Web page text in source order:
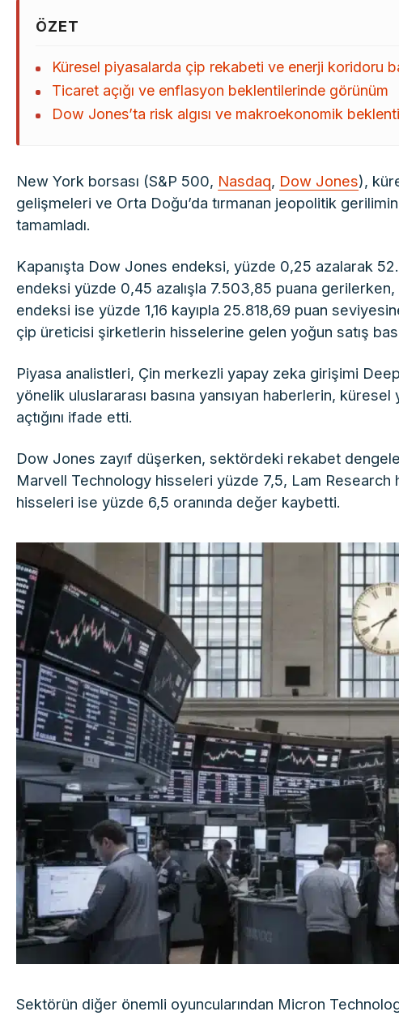
ÖZET
Küresel piyasalarda çip rekabeti ve enerji koridoru
Ticaret açığı ve enflasyon beklentilerinde görünüm
Dow Jones’ta risk algısı ve makroekonomik
New York borsası (S&P 500, Nasdaq, Dow Jones),
gelişmeleri ve Orta Doğu’da tırmanan jeopolitik
tamamladı.
Kapanışta Dow Jones endeksi, yüzde 0,25 azalarak
endeksi yüzde 0,45 azalışla 7.503,85 puana
endeksi ise yüzde 1,16 kayıpla 25.818,69 puan
çip üreticisi şirketlerin hisselerine gelen yoğun satış
Piyasa analistleri, Çin merkezli yapay zeka girişimi
yönelik uluslararası basına yansıyan haberlerin,
açtığını ifade etti.
Dow Jones zayıf düşerken, sektördeki rekabet
Marvell Technology hisseleri yüzde 7,5, Lam
hisseleri ise yüzde 6,5 oranında değer kaybetti.
Sektörün diğer önemli oyuncularından Micron